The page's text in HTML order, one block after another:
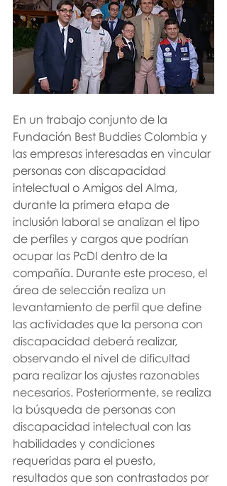
En un trabajo conjunto de la
Fundación Best Buddies Colombia y
las empresas interesadas en vincular
personas con discapacidad
intelectual o Amigos del Alma,
durante la primera etapa de
inclusión laboral se analizan el tipo
de perfiles y cargos que podrían
ocupar las PcDI dentro de la
compañía. Durante este proceso, el
área de selección realiza un
levantamiento de perfil que define
las actividades que la persona con
discapacidad deberá realizar,
observando el nivel de dificultad
para realizar los ajustes razonables
necesarios. Posteriormente, se realiza
la búsqueda de personas con
discapacidad intelectual con las
habilidades y condiciones
requeridas para el puesto,
resultados que son contrastados por